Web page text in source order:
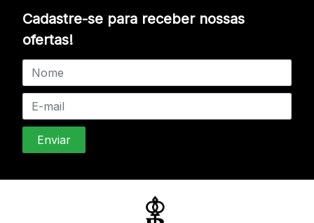
Cadastre-se para receber nossas
ofertas!